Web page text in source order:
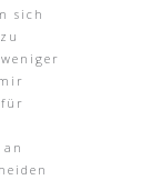
sich
für